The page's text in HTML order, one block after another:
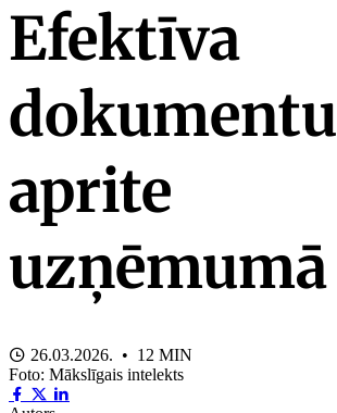
Efektīva
dokumentu
aprite
uzņēmumā
26.03.2026. • 12 MIN
Foto: Mākslīgais intelekts